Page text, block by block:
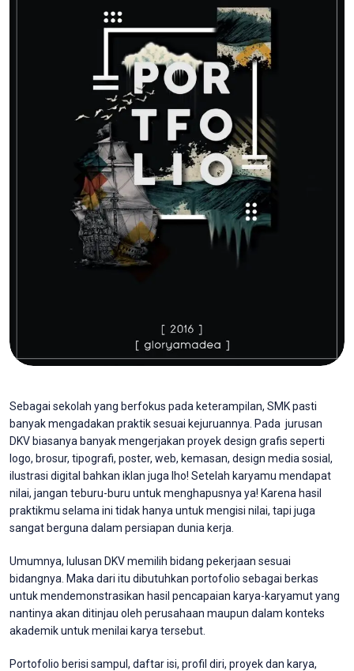
Sebagai sekolah yang berfokus pada keterampilan, SMK pasti
banyak mengadakan praktik sesuai kejuruannya. Pada jurusan
DKV biasanya banyak mengerjakan proyek design grafis seperti
logo, brosur, tipografi, poster, web, kemasan, design media sosial,
ilustrasi digital bahkan iklan juga lho! Setelah karyamu mendapat
nilai, jangan teburu-buru untuk menghapusnya ya! Karena hasil
praktikmu selama ini tidak hanya untuk mengisi nilai, tapi juga
sangat berguna dalam persiapan dunia kerja.
Umumnya, lulusan DKV memilih bidang pekerjaan sesuai
bidangnya. Maka dari itu dibutuhkan portofolio sebagai berkas
untuk mendemonstrasikan hasil pencapaian karya-karyamut yang
nantinya akan ditinjau oleh perusahaan maupun dalam konteks
akademik untuk menilai karya tersebut.
Portofolio berisi sampul, daftar isi, profil diri, proyek dan karya,